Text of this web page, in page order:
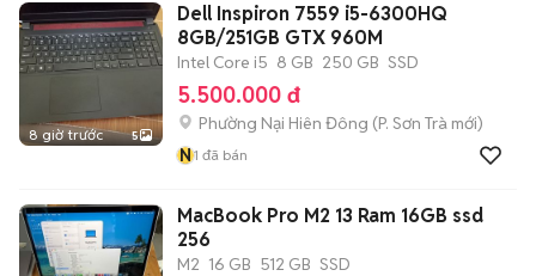
8 giờ trước 5
Dell Inspiron 7559 i5-6300HQ
8GB/251GB GTX 960M
Intel Core i5 8 GB 250 GB SSD
5.500.000 đ
Phường Nại Hiên Đông (P. Sơn Trà mới)
N1 đã bán
MacBook Pro M2 13 Ram 16GB ssd
256
M2 16 GB 512 GB SSD